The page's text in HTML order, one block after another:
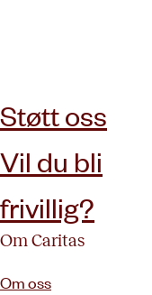
Støtt oss
Vil du bli
frivillig?
Om Caritas
Om oss